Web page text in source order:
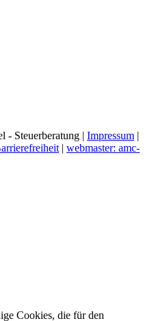
- Steuerberatung | Impressum |
| webmaster: amc-
Cookies, die für den